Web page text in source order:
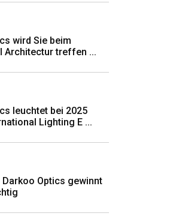
wird Sie beim
Architectur treffen ...
leuchtet bei 2025
Lighting E ...
Darkoo Optics gewinnt